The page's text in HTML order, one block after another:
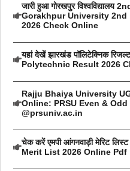
जारी हुआ गोरखपुर विश्वविद्यालय
Gorakhpur University 2nd
2026 Check Online
यहां देखें झारखंड पॉलिटेक्निक
Polytechnic Result 2026
Rajju Bhaiya University
Online: PRSU Even &
@prsuniv.ac.in
चेक करें एमपी आंगनवाड़ी मेरिट
Merit List 2026 Online Pdf